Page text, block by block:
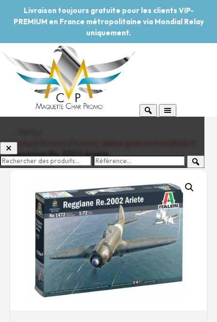
Livraison toujours gratuite pour les clients VIP-
PREMIUM en France métropolitaine via Mondial Relay
uniquement.
Pouvoir d'achat
Rechercher des produits...
Connexion / Inscription
Véhicules
Avions
Home
Reggiane Re.2002 Ariete